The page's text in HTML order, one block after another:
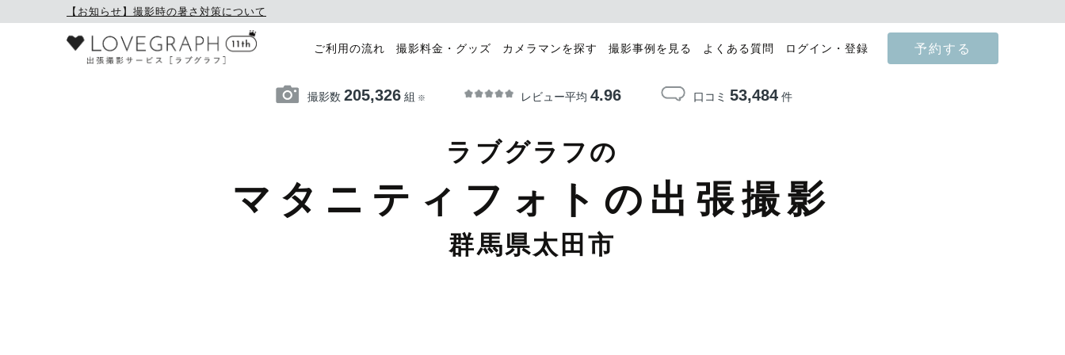
【お知らせ】撮影時の暑さ対策について
ご利用の流れ 撮影料金・グッズ カメラマンを探す 撮影事例を見る よくある質問 ログイン・登録 予約する
撮影数 205,326組 ※ レビュー平均 4.96 口コミ 53,484件
ラブグラフの
マタニティフォトの出張撮影
群馬県太田市